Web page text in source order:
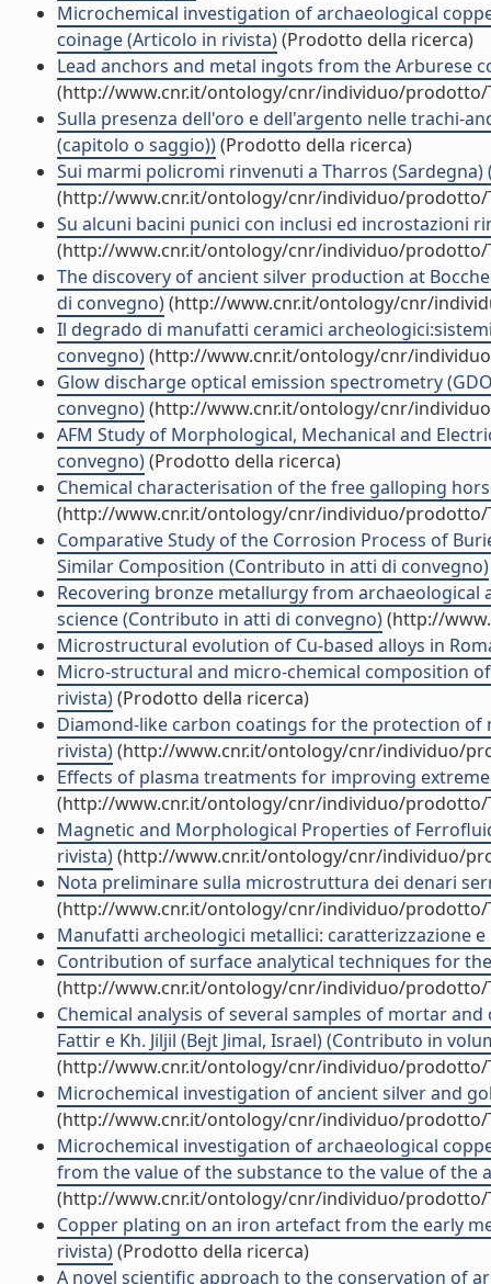
Microchemical investigation of archaeological
coinage (Articolo in rivista)(Prodotto della ricerca)
Lead anchors and metal ingots from the Arburese
(http://www.cnr.it/ontology/cnr/individuo/prodotto/
Sulla presenza dell'oro e dell'argento nelle trachi-
(capitolo o saggio))(Prodotto della ricerca)
Sui marmi policromi rinvenuti a Tharros (Sardegna)
(http://www.cnr.it/ontology/cnr/individuo/prodotto/
Su alcuni bacini punici con inclusi ed incrostazioni
(http://www.cnr.it/ontology/cnr/individuo/prodotto/
The discovery of ancient silver production at
di convegno)(http://www.cnr.it/ontology/cnr/
Il degrado di manufatti ceramici
convegno)(http://www.cnr.it/ontology/cnr/
Glow discharge optical emission spectrometry
convegno)(http://www.cnr.it/ontology/cnr/
AFM Study of Morphological, Mechanical and
convegno)(Prodotto della ricerca)
Chemical characterisation of the free galloping
(http://www.cnr.it/ontology/cnr/individuo/prodotto/
Comparative Study of the Corrosion Process of
Similar Composition (Contributo in atti di convegno)
Recovering bronze metallurgy from
science (Contributo in atti di convegno)(http://
Microstructural evolution of Cu-based alloys in
Micro-structural and micro-chemical composition
rivista)(Prodotto della ricerca)
Diamond-like carbon coatings for the protection
rivista)(http://www.cnr.it/ontology/cnr/individuo/
Effects of plasma treatments for improving
(http://www.cnr.it/ontology/cnr/individuo/prodotto/
Magnetic and Morphological Properties of
rivista)(http://www.cnr.it/ontology/cnr/individuo/
Nota preliminare sulla microstruttura dei denari
(http://www.cnr.it/ontology/cnr/individuo/prodotto/
Manufatti archeologici metallici: caratterizzazione
Contribution of surface analytical techniques for
(http://www.cnr.it/ontology/cnr/individuo/prodotto/
Chemical analysis of several samples of mortar
Fattir e Kh. Jiljil (Bejt Jimal, Israel) (Contributo in
(http://www.cnr.it/ontology/cnr/individuo/prodotto/
Microchemical investigation of ancient silver and
(http://www.cnr.it/ontology/cnr/individuo/prodotto/
Microchemical investigation of archaeological
from the value of the substance to the value of the
(http://www.cnr.it/ontology/cnr/individuo/prodotto/
Copper plating on an iron artefact from the early
rivista)(Prodotto della ricerca)
A novel scientific approach to the conservation of